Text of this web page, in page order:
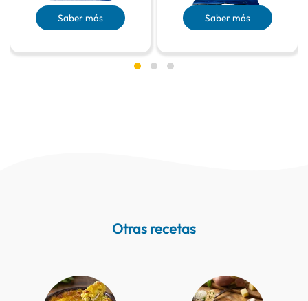
Saber más Saber más
Otras recetas